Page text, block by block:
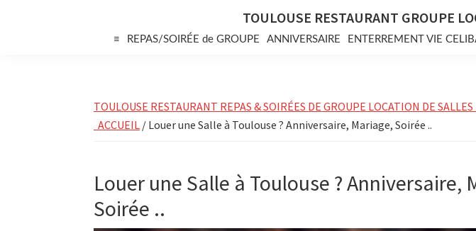
TOULOUSE RESTAURANT GROUPE
≡ REPAS/SOIRÉE de GROUPE ANNIVERSAIRE ENTERREMENT VIE
TOULOUSE RESTAURANT REPAS & SOIRÉES DE GROUPE LOCATION DE SALLES
ACCUEIL / Louer une Salle à Toulouse ? Anniversaire, Mariage, Soirée ..
Louer une Salle à Toulouse ? Anniversaire,
Soirée ..